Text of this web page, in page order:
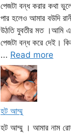
পেজটা বন্ধ করার কথা
পার হলেও আমার বউদি
উঠতি যুবতীর মত ।আমি
পেজটা বন্ধ করে দেই।
... Read more
হট আম্মু
হট আম্মু । আমার নাম